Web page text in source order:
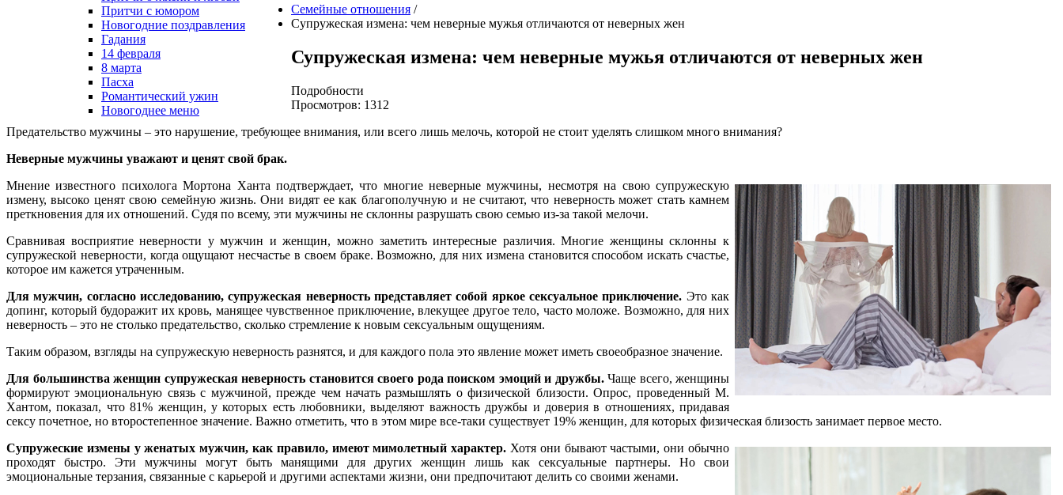
Притчи с юмором
Новогодние поздравления
Гадания
14 февраля
8 марта
Пасха
Романтический ужин
Новогоднее меню
Семейные отношения /
Супружеская измена: чем неверные мужья отличаются от неверных жен
Супружеская измена: чем неверные мужья отличаются от неверных жен
Подробности
Просмотров: 1312
Предательство мужчины – это нарушение, требующее внимания, или всего лишь мелочь, которой не стоит уделять слишком много внимания?
Неверные мужчины уважают и ценят свой брак.
Мнение известного психолога Мортона Ханта подтверждает, что многие неверные мужчины, несмотря на свою супружескую
измену, высоко ценят свою семейную жизнь. Они видят ее как благополучную и не считают, что неверность может стать камнем
преткновения для их отношений. Судя по всему, эти мужчины не склонны разрушать свою семью из-за такой мелочи.
Сравнивая восприятие неверности у мужчин и женщин, можно заметить интересные различия. Многие женщины склонны к
супружеской неверности, когда ощущают несчастье в своем браке. Возможно, для них измена становится способом искать счастье,
которое им кажется утраченным.
Для мужчин, согласно исследованию, супружеская неверность представляет собой яркое сексуальное приключение. Это как
допинг, который будоражит их кровь, манящее чувственное приключение, влекущее другое тело, часто моложе. Возможно, для них
неверность – это не столько предательство, сколько стремление к новым сексуальным ощущениям.
Таким образом, взгляды на супружескую неверность разнятся, и для каждого пола это явление может иметь своеобразное значение.
Для большинства женщин супружеская неверность становится своего рода поиском эмоций и дружбы.Чаще всего, женщины
формируют эмоциональную связь с мужчиной, прежде чем начать размышлять о физической близости. Опрос, проведенный М.
Хантом, показал, что 81% женщин, у которых есть любовники, выделяют важность дружбы и доверия в отношениях, придавая
сексу почетное, но второстепенное значение. Важно отметить, что в этом мире все-таки существует 19% женщин, для которых физическая близость занимает первое место.
Супружеские измены у женатых мужчин, как правило, имеют мимолетный характер. Хотя они бывают частыми, они обычно
проходят быстро. Эти мужчины могут быть манящими для других женщин лишь как сексуальные партнеры. Но свои
эмоциональные терзания, связанные с карьерой и другими аспектами жизни, они предпочитают делить со своими женами.